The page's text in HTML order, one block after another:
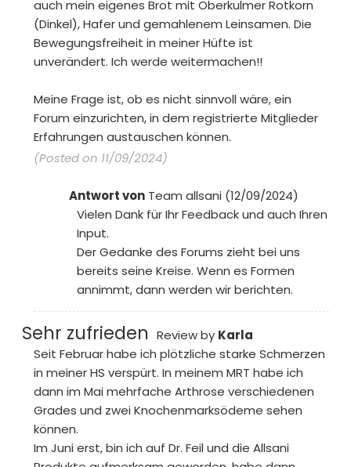
auch mein eigenes Brot mit Oberkulmer Rotkorn
(Dinkel), Hafer und gemahlenem Leinsamen. Die
Bewegungsfreiheit in meiner Hüfte ist
unverändert. Ich werde weitermachen!!
Meine Frage ist, ob es nicht sinnvoll wäre, ein
Forum einzurichten, in dem registrierte Mitglieder
Erfahrungen austauschen können.
(Posted on 11/09/2024)
Antwort von Team allsani (12/09/2024)
Vielen Dank für Ihr Feedback und auch Ihren
Input.
Der Gedanke des Forums zieht bei uns
bereits seine Kreise. Wenn es Formen
annimmt, dann werden wir berichten.
Sehr zufrieden Review by Karla
Seit Februar habe ich plötzliche starke Schmerzen
in meiner HS verspürt. In meinem MRT habe ich
dann im Mai mehrfache Arthrose verschiedenen
Grades und zwei Knochenmarksödeme sehen
können.
Im Juni erst, bin ich auf Dr. Feil und die Allsani